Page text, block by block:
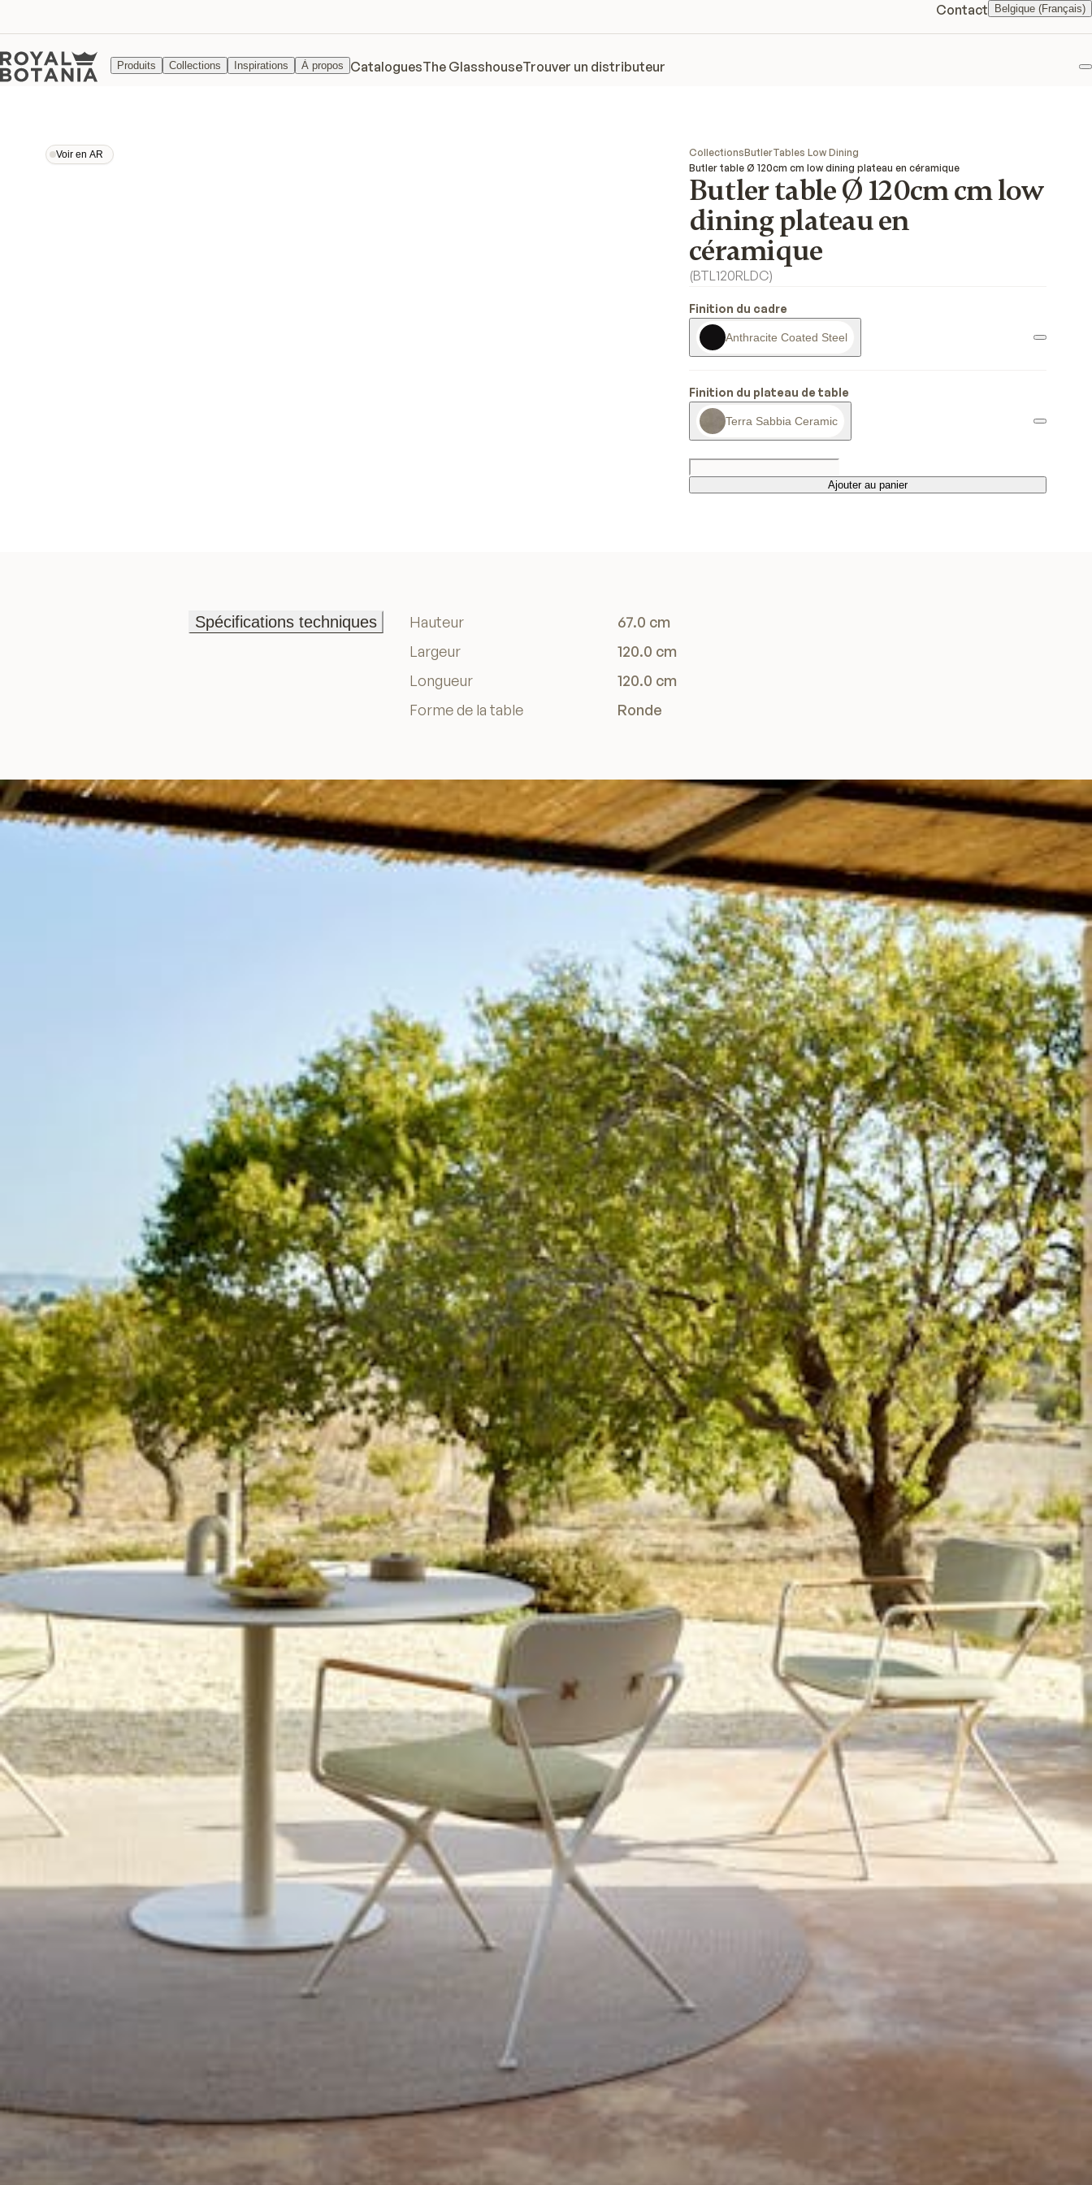
Contact Belgique (Français)
Produits Collections Inspirations À propos CataloguesThe GlasshouseTrouver un distributeur
Voir en AR
Voir en AR
CollectionsButlerTables Low Dining
Butler table Ø 120cm cm low dining plateau en céramique
Butler table Ø 120cm cm low
dining plateau en
céramique
(BTL120RLDC)
Finition du cadre
Anthracite Coated Steel
Finition du plateau de table
Terra Sabbia Ceramic
Ajouter au panier
Ajouter au panier
Spécifications techniques
Hauteur
67.0 cm
Largeur
120.0 cm
Longueur
120.0 cm
Forme de la table
Ronde